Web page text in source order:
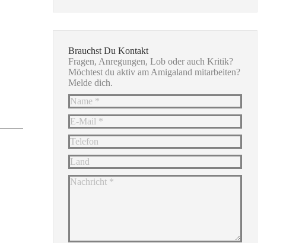
Brauchst Du Kontakt
Fragen, Anregungen, Lob oder auch Kritik?
Möchtest du aktiv am Amigaland mitarbeiten?
Melde dich.
Name *
E-Mail *
Telefon
Land
Nachricht *